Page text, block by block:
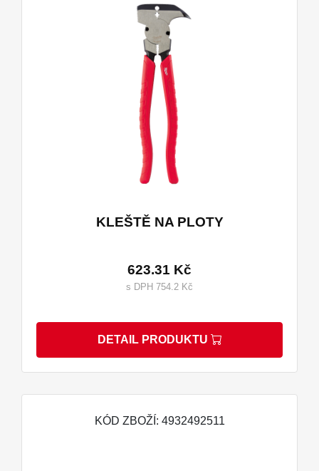
KLEŠTĚ NA PLOTY
623.31 Kč
s DPH 754.2 Kč
DETAIL PRODUKTU
KÓD ZBOŽÍ: 4932492511